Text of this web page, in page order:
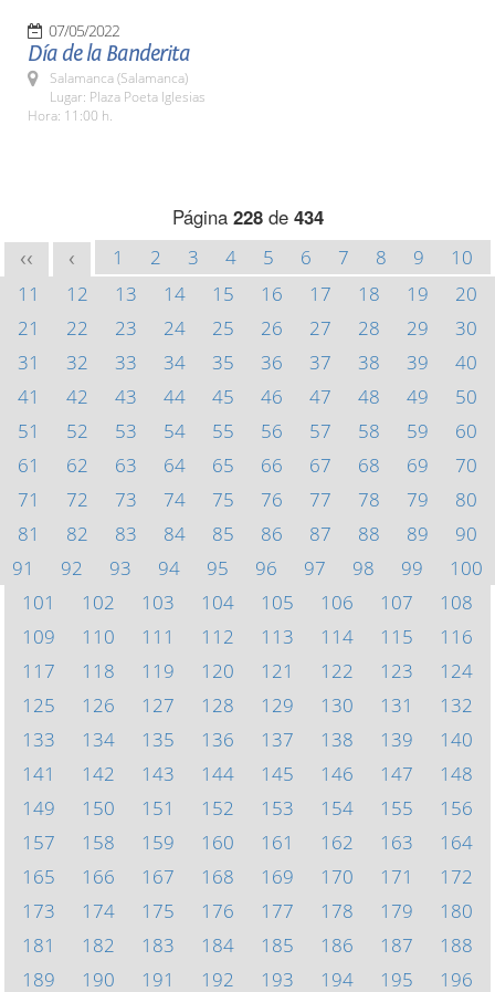
07/05/2022
Día de la Banderita
Salamanca (Salamanca)
Lugar: Plaza Poeta Iglesias
Hora: 11:00 h.
Página 228de 434
<< < 1 2 3 4 5 6 7 8 9
10
11
12 13 14 15 16 17 18 19
20
21
22 23 24 25 26 27 28 29
30
31
32 33 34 35 36 37 38 39
40
41
42 43 44 45 46 47 48 49
50
51
52 53 54 55 56 57 58 59
60
61
62 63 64 65 66 67 68 69
70
71
72 73 74 75 76 77 78 79
80
81
82 83 84 85 86 87 88 89
90
91
92 93 94 95 96 97 98 99
100
101
102 103 104 105 106 107
108
109
110 111 112 113 114 115
116
117
118 119 120 121 122 123
124
125
126 127 128 129 130 131
132
133
134 135 136 137 138 139
140
141
142 143 144 145 146 147
148
149
150 151 152 153 154 155
156
157
158 159 160 161 162 163
164
165
166 167 168 169 170 171
172
173
174 175 176 177 178 179
180
181
182 183 184 185 186 187
188
189
190 191 192 193 194 195
196